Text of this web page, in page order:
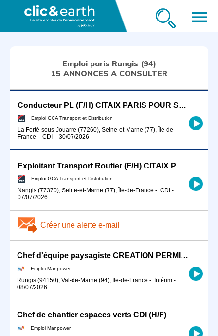
menu
Emploi paris Rungis (94)
15 ANNONCES A CONSULTER
Conducteur PL (F/H) CITAIX PARIS POUR SEPTEMBRE 2026
Emploi GCA Transport et Distribution
La Ferté-sous-Jouarre (77260), Seine-et-Marne (77), Île-de-
France - CDI - 30/07/2026
Exploitant Transport Routier (F/H) CITAIX PARIS
Emploi GCA Transport et Distribution
Nangis (77370), Seine-et-Marne (77), Île-de-France - CDI -
07/07/2026
Créer une alerte e-mail
Chef d'équipe paysagiste CREATION PERMIS B (H/F)
Emploi Manpower
Rungis (94150), Val-de-Marne (94), Île-de-France - Intérim -
08/07/2026
Chef de chantier espaces verts CDI (H/F)
Emploi Manpower